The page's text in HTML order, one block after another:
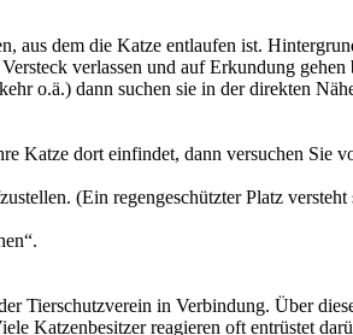
aus dem die Katze entlaufen ist.
verlassen und auf Erkundung gehen
o.ä.) dann suchen sie in der direkten
Katze dort einfindet, dann versuchen Sie
(Ein regengeschützter Platz versteht
Tierschutzverein in Verbindung. Über
Katzenbesitzer reagieren oft entrüstet